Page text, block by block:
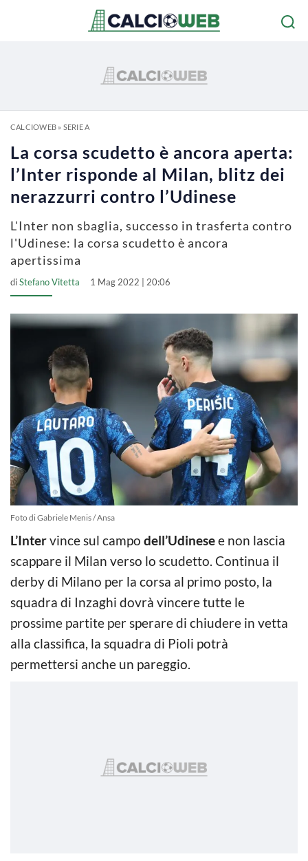
CALCIOWEB» SERIE A
La corsa scudetto è ancora aperta:
l’Inter risponde al Milan, blitz dei
nerazzurri contro l’Udinese
L'Inter non sbaglia, successo in trasferta contro
l'Udinese: la corsa scudetto è ancora
apertissima
diStefano Vitetta 1 Mag 2022 | 20:06
Foto di Gabriele Menis / Ansa
L’Intervince sul campo dell’Udinesee non lascia
scappare il Milan verso lo scudetto. Continua il
derby di Milano per la corsa al primo posto, la
squadra di Inzaghi dovrà vincere tutte le
prossime partite per sperare di chiudere in vetta
alla classifica, la squadra di Pioli potrà
permettersi anche un pareggio.